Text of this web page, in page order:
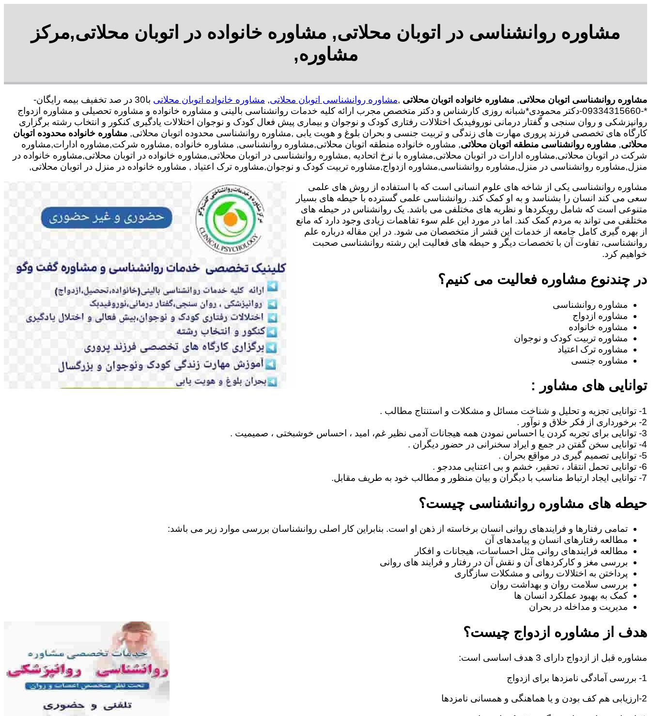
مشاوره روانشناسی در اتوبان محلاتی, مشاوره خانواده در اتوبان محلاتی,مرکز
مشاوره,
مشاوره روانشناسی اتوبان محلاتی, مشاوره خانواده اتوبان محلاتی ,مشاوره روانشناسی اتوبان محلاتی, مشاوره خانواده اتوبان محلاتی
با30 در صد تخفیف بیمه رایگان-
*-09334315660-دکتر محمودی*شبانه روزی کارشناس و دکتر متخصص مجرب ارائه کلیه خدمات روانشناسی بالینی و مشاوره خانواده و مشاوره تحصیلی و مشاوره ازدواج
روانپزشکی و روان سنجی و گفتار درمانی نوروفیدبک اختلالات رفتاری کودک و نوجوان و بیماری پیش فعال کودک و نوجوان اختلالات یادگیری کنکور و انتخاب رشته برگزاری
کارگاه های تخصصی فرزند پروری مهارت های زندگی و تربیت جنسی و بحران بلوغ و هویت یابی ,مشاوره روانشناسی محدوده اتوبان محلاتی, مشاوره خانواده محدوده اتوبان
محلاتی, مشاوره روانشناسی منطقه اتوبان محلاتی, مشاوره خانواده منطقه اتوبان محلاتی,مشاوره روانشناسی, مشاوره خانواده ,مشاوره شرکت,مشاوره ادارات,مشاوره
شرکت در اتوبان محلاتی,مشاوره ادارات در اتوبان محلاتی,مشاوره با نرخ اتحادیه ,مشاوره روانشناسی در اتوبان محلاتی,مشاوره خانواده در اتوبان محلاتی,مشاوره خانواده در
منزل,مشاوره روانشناسی در منزل,مشاوره روانشناسی,مشاوره ازدواج,مشاوره تربیت کودک و نوجوان,مشاوره ترک اعتیاد , مشاوره خانواده در منزل در اتوبان محلاتی,
مشاوره روانشناسی یکی از شاخه های علوم انسانی است که با استفاده از روش های علمی
سعی می کند انسان را بشناسد و به او کمک کند. روانشناسی علمی گسترده با حیطه های بسیار
متنوعی است که شامل رویکردها و نظریه های مختلفی می باشد. یک روانشناس در حیطه های
مختلفی می تواند به مردم کمک کند. اما در مورد این علم سوء تفاهمات زیادی وجود دارد که مانع
از بهره گیری کامل جامعه از خدمات این قشر از متخصصان می شود. در این مقاله درباره علم
روانشناسی، تفاوت آن با تخصصات دیگر و حیطه های فعالیت این رشته روانشناسی صحبت
خواهیم کرد.
در چندنوع مشاوره فعالیت می کنیم؟
مشاوره روانشناسی
مشاوره ازدواج
مشاوره خانواده
مشاوره تربیت کودک و نوجوان
مشاوره ترک اعتیاد
مشاوره جنسی
توانایی های مشاور :
1- توانایی تجزیه و تحلیل و شناخت مسائل و مشکلات و استنتاج مطالب .
2- برخورداری از فکر خلاق و نوآور .
3- توانایی برای تجربه کردن یا احساس نمودن همه هیجانات آدمی نظیر غم، امید ، احساس خوشبختی ، صمیمیت .
4- توانایی سخن گفتن در جمع و ایراد سخنرانی در حضور دیگران .
5- توانایی تصمیم گیری در مواقع بحران .
6- توانایی تحمل انتقاد ، تحقیر، خشم و بی اعتنایی مددجو .
7- توانایی ایجاد ارتباط مناسب با دیگران و بیان منظور و مطالب خود به طریف مقابل.
حیطه های مشاوره روانشناسی چیست؟
تمامی رفتارها و فرایندهای روانی انسان برخاسته از ذهن او است. بنابراین کار اصلی روانشناسان بررسی موارد زیر می باشد:
مطالعه رفتارهای انسان و پیامدهای آن
مطالعه فرایندهای روانی مثل احساسات، هیجانات و افکار
بررسی مغز و کارکردهای آن و نقش آن در رفتار و فرایند های روانی
پرداختن به اختلالات روانی و مشکلات سازگاری
بررسی سلامت روان و بهداشت روان
کمک به بهبود عملکرد انسان ها
مدیریت و مداخله در بحران
هدف از مشاوره ازدواج چیست؟
مشاوره قبل از ازدواج دارای 3 هدف اساسی است:
1- بررسی آمادگی نامزدها برای ازدواج
2-ارزیابی هم کف بودن و یا هماهنگی و همسانی نامزدها